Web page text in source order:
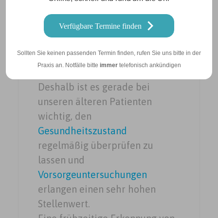
Verfügbare Termine finden
Sollten Sie keinen passenden Termin finden, rufen Sie uns bitte in der
Praxis an. Notfälle bitte immertelefonisch ankündigen
jüngerer Tiere. Im Alter häufen
sich bestimmte Erkrankungen,
funktionieren mitunter nur noch
Deshalb ist es gerade bei
unseren älteren Patienten
wichtig, den
Gesundheitszustand
regelmäßig überprüfen zu
lassen und
Vorsorgeuntersuchungen
erlangen einen sehr hohen
Stellenwert.